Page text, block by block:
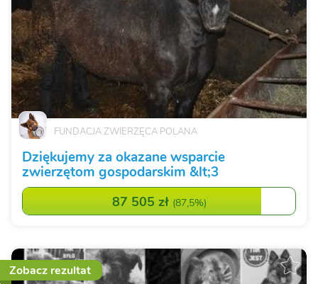
FUNDACJA ZWIERZĘCA POLANA
Dziękujemy za okazane wsparcie
zwierzętom gospodarskim &lt;3
87 505 zł (87,5%)
Zobacz rezultat